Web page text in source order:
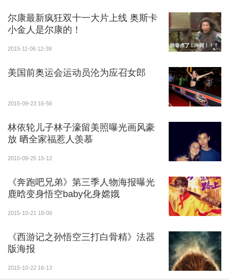
尔康最新疯狂双十一大片上线 奥斯卡
小金人是尔康的！
2015-11-06 12-39
美国前奥运会运动员沦为应召女郎
2015-09-23 16-56
林依轮儿子林子濠留美照曝光画风豪
放 晒全家福惹人羡慕
2015-09-25 15-12
《奔跑吧兄弟》第三季人物海报曝光
鹿晗变身悟空baby化身嫦娥
2015-10-21 18-00
《西游记之孙悟空三打白骨精》法器
版海报
2015-10-22 16-13